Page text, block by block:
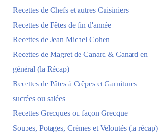
Recettes de Chefs et autres Cuisiniers
Recettes de Fêtes de fin d'année
Recettes de Jean Michel Cohen
Recettes de Magret de Canard & Canard en
général (la Récap)
Recettes de Pâtes à Crêpes et Garnitures
sucrées ou salées
Recettes Grecques ou façon Grecque
Soupes, Potages, Crèmes et Veloutés (la récap)